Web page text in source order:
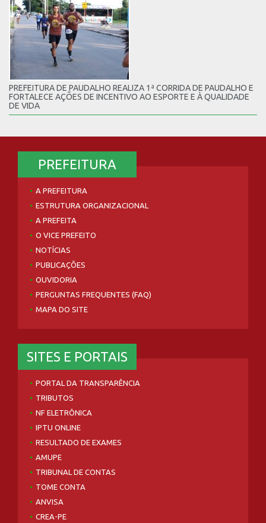
PREFEITURA DE PAUDALHO REALIZA 1ª CORRIDA DE PAUDALHO E
FORTALECE AÇÕES DE INCENTIVO AO ESPORTE E À QUALIDADE
DE VIDA
PREFEITURA
A PREFEITURA
ESTRUTURA ORGANIZACIONAL
A PREFEITA
O VICE PREFEITO
NOTÍCIAS
PUBLICAÇÕES
OUVIDORIA
PERGUNTAS FREQUENTES (FAQ)
MAPA DO SITE
SITES E PORTAIS
PORTAL DA TRANSPARÊNCIA
TRIBUTOS
NF ELETRÔNICA
IPTU ONLINE
RESULTADO DE EXAMES
AMUPE
TRIBUNAL DE CONTAS
TOME CONTA
ANVISA
CREA-PE